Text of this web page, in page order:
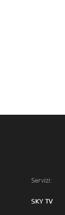
Servizi:
SKY TV